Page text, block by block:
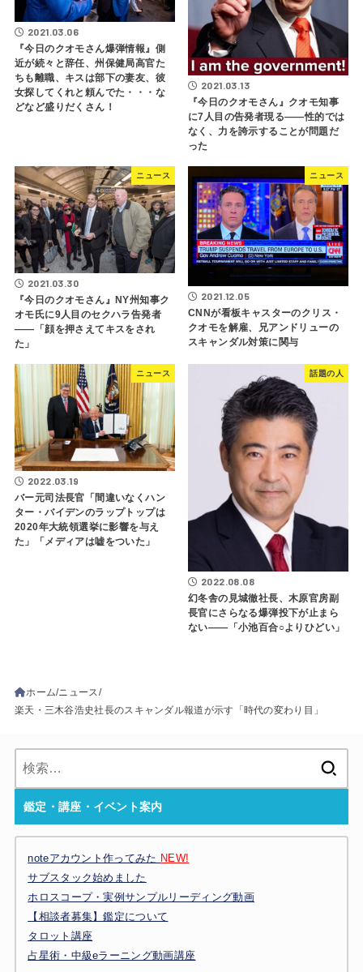
2021.03.06
『今日のクオモさん爆弾情報』側
近が続々と辞任、州保健局高官た
ちも離職、キスは部下の妻友、彼
女探してくれと頼んでた・・・な
どなど盛りだくさん！
2021.03.13
『今日のクオモさん』クオモ知事
に7人目の告発者現る――性的では
なく、力を誇示することが問題だ
った
ニュース
2021.03.30
『今日のクオモさん』NY州知事ク
オモ氏に9人目のセクハラ告発者
――「顔を押さえてキスをされ
た」
ニュース
2021.12.05
CNNが看板キャスターのクリス・
クオモを解雇、兄アンドリューの
スキャンダル対策に関与
ニュース
2022.03.19
バー元司法長官「間違いなくハン
ター・バイデンのラップトップは
2020年大統領選挙に影響を与え
た」「メディアは嘘をついた」
話題の人
2022.08.08
幻冬舎の見城徹社長、木原官房副
長官にさらなる爆弾投下が止まら
ない――「小池百合○よりひどい」
ホーム ニュース
楽天・三木谷浩史社長のスキャンダル報道が示す「時代の変わり目」
鑑定・講座・イベント案内
noteアカウント作ってみた NEW!
サブスタック始めました
ホロスコープ・実例サンプルリーディング動画
【相談者募集】鑑定について
タロット講座
占星術・中級eラーニング動画講座